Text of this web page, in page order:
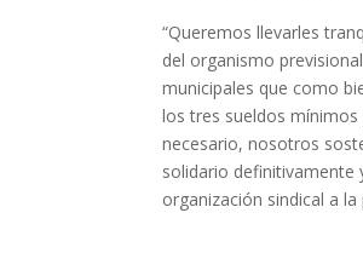
“Queremos llevarles
del organismo
municipales que como
los tres sueldos
necesario, nosotros
solidario definitivamente
organización sindical a